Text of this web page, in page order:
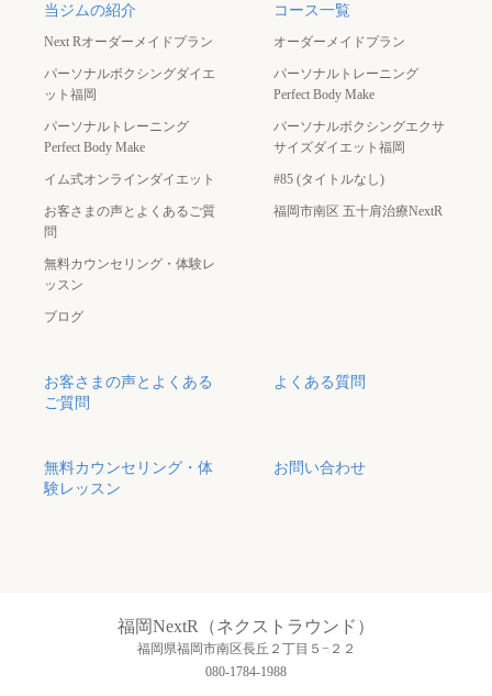
当ジムの紹介
Next Rオーダーメイドプラン
パーソナルボクシングダイエ
ット福岡
パーソナルトレーニング
Perfect Body Make
イム式オンラインダイエット
お客さまの声とよくあるご質
問
無料カウンセリング・体験レ
ッスン
ブログ
コース一覧
オーダーメイドプラン
パーソナルトレーニング
Perfect Body Make
パーソナルボクシングエクサ
サイズダイエット福岡
#85 (タイトルなし)
福岡市南区 五十肩治療NextR
お客さまの声とよくある
ご質問
よくある質問
無料カウンセリング・体
験レッスン
お問い合わせ
福岡NextR（ネクストラウンド）
福岡県福岡市南区長丘２丁目５−２２
080-1784-1988